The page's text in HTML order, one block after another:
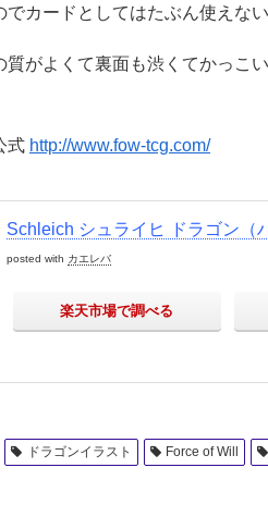
カードとしてはたぶん使えな
質がよくて裏面も渋くてかっこ
式 http://www.fow-tcg.com/
Schleich シュライヒ ドラゴン（
posted with カエレバ
楽天市場で調べる
ドラゴンイラスト Force of Will